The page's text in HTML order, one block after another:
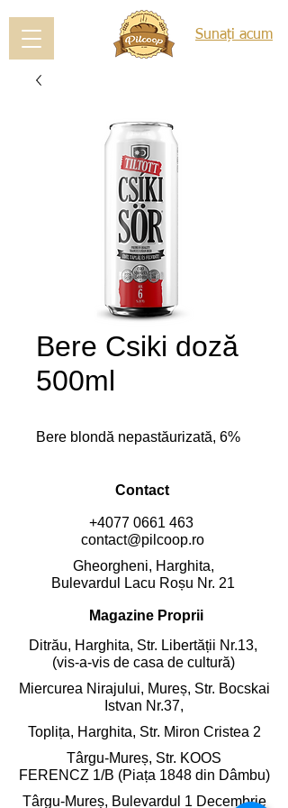
Sunați acum
Bere Csiki doză
500ml
Bere blondă nepastăurizată, 6%
Contact
+4077 0661 463
contact@pilcoop.ro
Gheorgheni, Harghita,
Bulevardul Lacu Roșu Nr. 21
Magazine Proprii
Ditrău, Harghita, Str. Libertății Nr.13,
(vis-a-vis de casa de cultură)
Miercurea Nirajului, Mureș, Str. Bocskai
Istvan Nr.37,
Toplița, Harghita, Str. Miron Cristea 2
Târgu-Mureș, Str. KOOS
FERENCZ 1/B (Piața 1848 din Dâmbu)
Târgu-Mureș, Bulevardul 1 Decembrie